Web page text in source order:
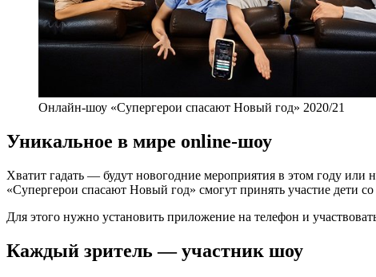
Онлайн-шоу «Супергерои спасают Новый год» 2020/21
Уникальное в мире online-шоу
Хватит гадать — будут новогодние мероприятия в этом году
«Супергерои спасают Новый год» смогут принять участие дети
Для этого нужно установить приложение на телефон и
Каждый зритель — участник шоу